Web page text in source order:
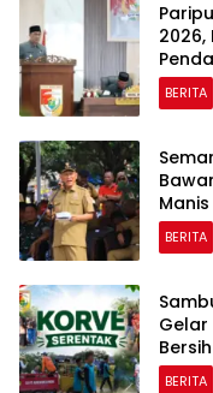
BERITA
Manis
BERITA
BERITA